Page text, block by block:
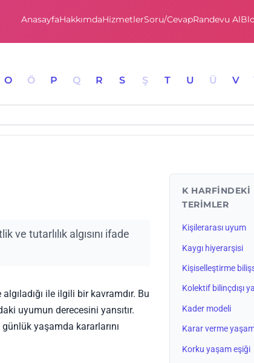
AnasayfaHakkımdaHizmetlerSoru/CevapRandevu Al
O Ö P Q R S Ş T U Ü V
tutarlılık algısını ifade
ile ilgili bir kavramdır. Bu
uyumun derecesini yansıtır.
yaşamda kararlarını
K HARFINDEKI
TERIMLER
Kişilerarası uyum
Kaygı hiyerarşisi
Kişiselleştirme
Kolektif bilinçdışı
Kader modeli
Karar verme
Korku yaşam eşiği